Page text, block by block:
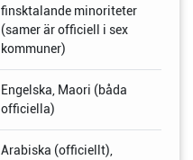
finsktalande minoriteter
(samer är officiell i sex
kommuner)
Engelska, Maori (båda
officiella)
Arabiska (officiellt),